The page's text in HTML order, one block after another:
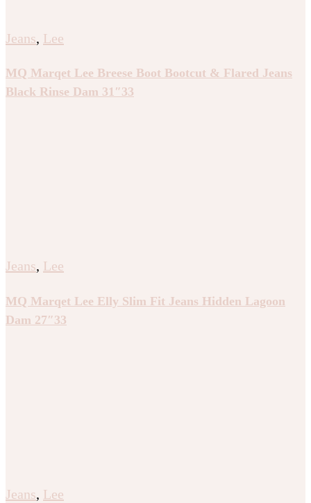
Jeans, Lee
MQ Marqet Lee Breese Boot Bootcut & Flared Jeans
Black Rinse Dam 31″33
Jeans, Lee
MQ Marqet Lee Elly Slim Fit Jeans Hidden Lagoon
Dam 27″33
Jeans, Lee